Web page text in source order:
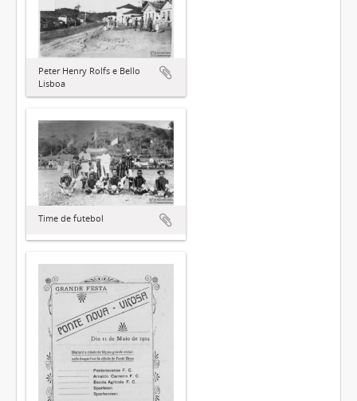
Peter Henry Rolfs e Bello
Lisboa
Time de futebol